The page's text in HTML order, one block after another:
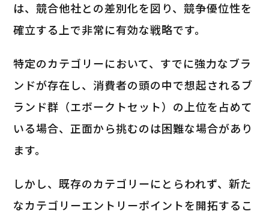
は、競合他社との差別化を図り、競争優位性を
確立する上で非常に有効な戦略です。
特定のカテゴリーにおいて、すでに強力なブラ
ンドが存在し、消費者の頭の中で想起されるブ
ランド群（エボークトセット）の上位を占めて
いる場合、正面から挑むのは困難な場合があり
ます。
しかし、既存のカテゴリーにとらわれず、新た
なカテゴリーエントリーポイントを開拓するこ